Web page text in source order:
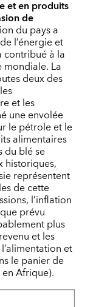
et en produits
de
du pays a
l’énergie et
contribué à la
mondiale. La
deux des
et les
une envolée
le pétrole et le
alimentaires
du blé se
historiques,
représentent
de cette
l’inflation
prévu
plus
et les
et
le panier de
Afrique).